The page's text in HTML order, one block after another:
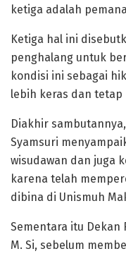
ketiga adalah
Ketiga hal ini
penghalang untuk
kondisi ini sebagai
lebih keras dan
Diakhir
Syamsuri
wisudawan dan juga
karena telah
dibina di Unismuh
Sementara itu Dekan
M. Si, sebelum